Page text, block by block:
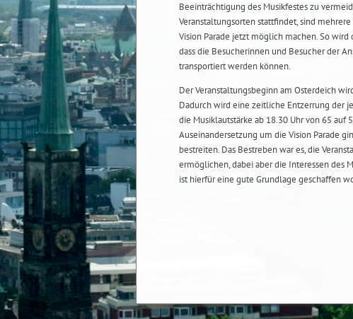
Beeinträchtigung des Musikfestes zu
Veranstaltungsorten stattfindet, sind
Vision Parade jetzt möglich machen. So
dass die Besucherinnen und Besucher der
transportiert werden können.
Der Veranstaltungsbeginn am Osterdeich
Dadurch wird eine zeitliche Entzerrung der
die Musiklautstärke ab 18.30 Uhr von 65 auf
Auseinandersetzung um die Vision Parade
bestreiten. Das Bestreben war es, die
ermöglichen, dabei aber die Interessen des
ist hierfür eine gute Grundlage geschaffen